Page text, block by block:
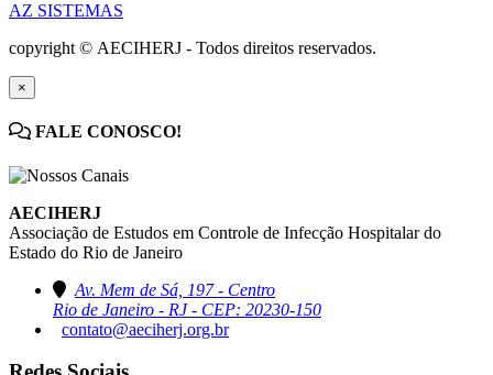
AZ SISTEMAS
copyright © AECIHERJ - Todos direitos reservados.
×
FALE CONOSCO!
AECIHERJ
Associação de Estudos em Controle de Infecção Hospitalar do
Estado do Rio de Janeiro
Av. Mem de Sá, 197 - Centro
Rio de Janeiro - RJ - CEP: 20230-150
contato@aeciherj.org.br